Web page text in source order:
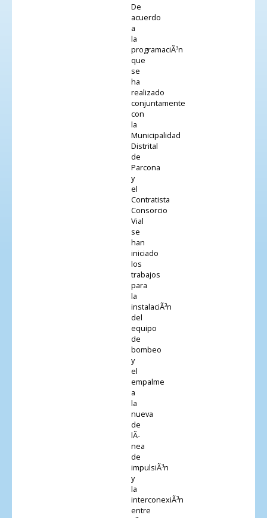
De
acuerdo
a
la
programaciÃ³n
que
se
ha
realizado
conjuntamente
con
la
Municipalidad
Distrital
de
Parcona
y
el
Contratista
Consorcio
Vial
se
han
iniciado
los
trabajos
para
la
instalaciÃ³n
del
equipo
de
bombeo
y
el
empalme
a
la
nueva
de
lÃ­
nea
de
impulsiÃ³n
y
la
interconexiÃ³n
entre